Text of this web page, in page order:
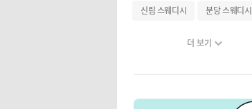
신림 스웨디시 분당 스웨디시
더 보기